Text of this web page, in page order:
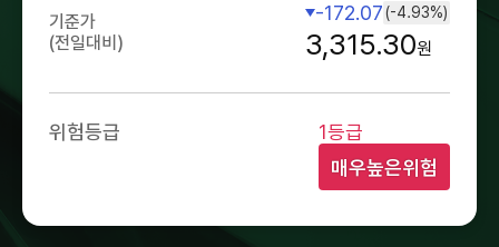
기준가
(전일대비)
-172.07(-4.93%)
3,315.30원
위험등급
1등급
매우높은위험